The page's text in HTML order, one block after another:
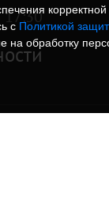
17:30
с Политикой
на обработку